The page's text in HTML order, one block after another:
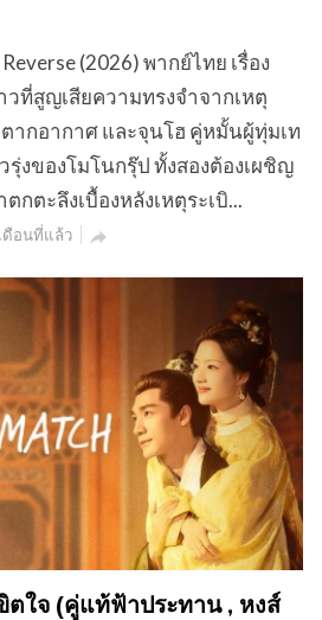
(2026) พากย์ไทย เรื่อง
ที่สูญเสียความทรงจำจากเหตุ
ากอากาศ และจุนโฮ คู่หมั้นผู้ทุ่มเท
รุ่งของโมโนกรุ๊ป ทั้งสองต้องเผชิญ
ตะลึงเบื้องหลังเหตุระเบิ...
ดือนที่แล้ว 
ตใจ (คู่แท้ฟ้าประทาน , หงส์